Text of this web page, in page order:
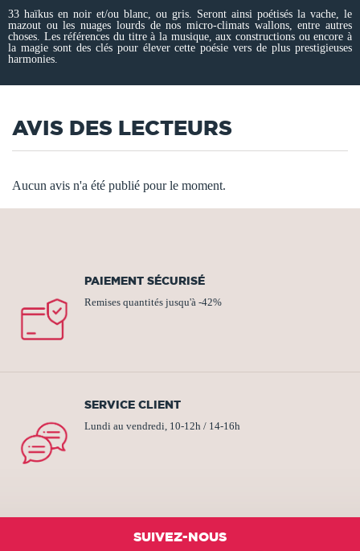
33 haïkus en noir et/ou blanc, ou gris. Seront ainsi poétisés la vache, le
mazout ou les nuages lourds de nos micro-climats wallons, entre autres
choses. Les références du titre à la musique, aux constructions ou encore à
la magie sont des clés pour élever cette poésie vers de plus prestigieuses
harmonies.
AVIS DES LECTEURS
Aucun avis n'a été publié pour le moment.
PAIEMENT SÉCURISÉ
Remises quantités jusqu'à -42%
SERVICE CLIENT
Lundi au vendredi, 10-12h / 14-16h
SUIVEZ-NOUS